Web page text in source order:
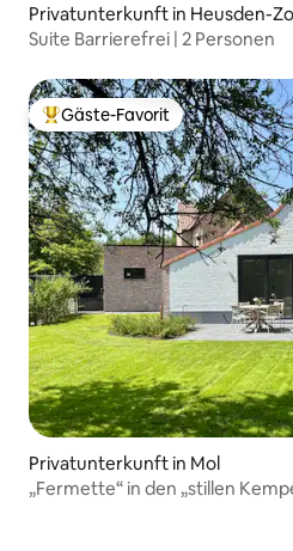
Privatunterkunft in Heusden-
Suite Barrierefrei | 2 Personen
Beliebter Gäste-Favorit.
Gäste-Favorit
Privatunterkunft in Mol
„Fermette“ in den „stillen